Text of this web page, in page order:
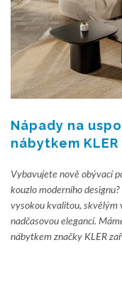
Nápady na
nábytkem KLER
Vybavujete nově obývací
kouzlo moderního
vysokou kvalitou, skvělým
nadčasovou elegancí.
nábytkem značky KLER